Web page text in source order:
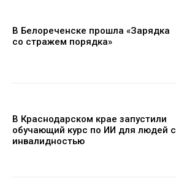
В Белореченске прошла «Зарядка
со стражем порядка»
В Краснодарском крае запустили
обучающий курс по ИИ для людей с
инвалидностью